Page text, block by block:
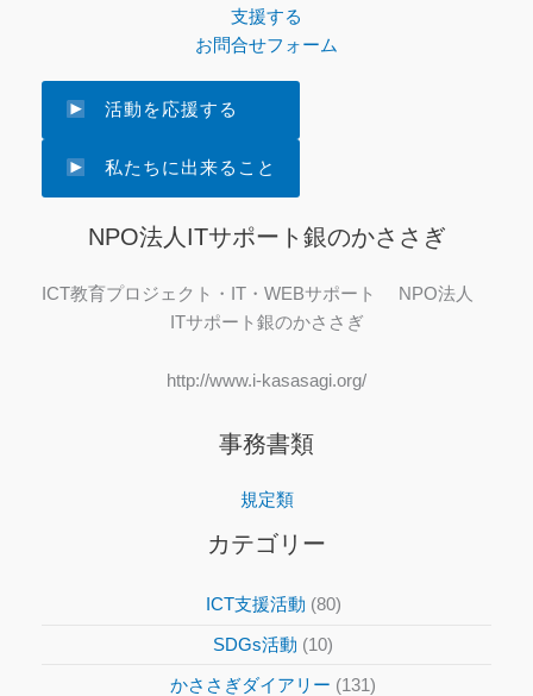
支援する
お問合せフォーム
活動を応援する
私たちに出来ること
NPO法人ITサポート銀のかささぎ
ICT教育プロジェクト・IT・WEBサポート NPO法人
ITサポート銀のかささぎ
http://www.i-kasasagi.org/
事務書類
規定類
カテゴリー
ICT支援活動 (80)
SDGs活動 (10)
かささぎダイアリー (131)